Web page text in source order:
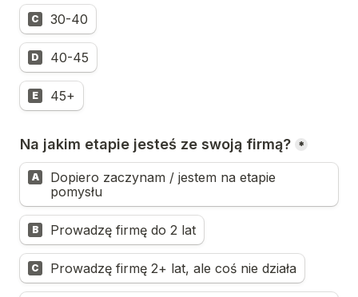
C 30-40
D 40-45
E 45+
Na jakim etapie jesteś ze swoją firmą? *
A
Dopiero zaczynam / jestem na etapie
pomysłu
B Prowadzę firmę do 2 lat
C Prowadzę firmę 2+ lat, ale coś nie działa